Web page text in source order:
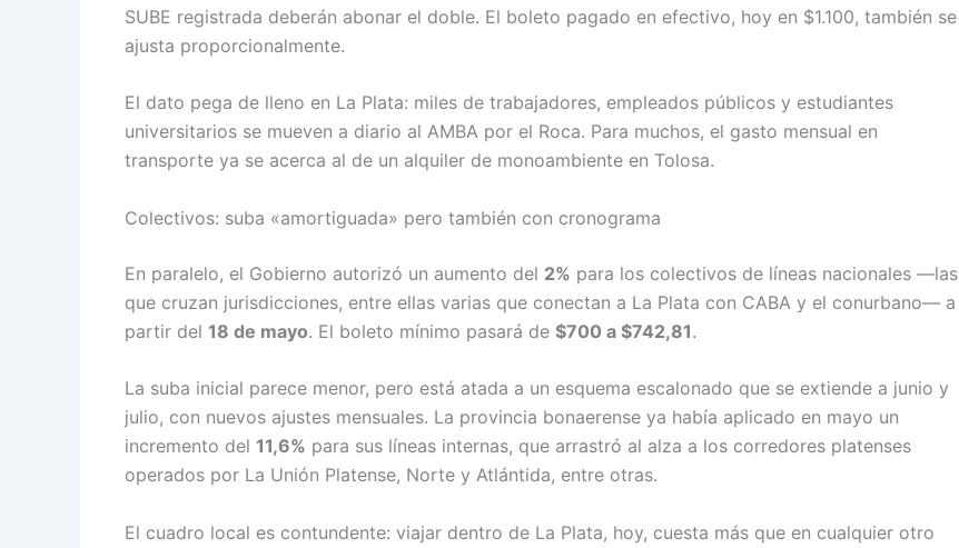
SUBE registrada deberán abonar el doble. El boleto pagado en efectivo, hoy en $1.100, también se
ajusta proporcionalmente.
El dato pega de lleno en La Plata: miles de trabajadores, empleados públicos y estudiantes
universitarios se mueven a diario al AMBA por el Roca. Para muchos, el gasto mensual en
transporte ya se acerca al de un alquiler de monoambiente en Tolosa.
Colectivos: suba «amortiguada» pero también con cronograma
En paralelo, el Gobierno autorizó un aumento del 2% para los colectivos de líneas nacionales —las
que cruzan jurisdicciones, entre ellas varias que conectan a La Plata con CABA y el conurbano— a
partir del 18 de mayo. El boleto mínimo pasará de $700 a $742,81.
La suba inicial parece menor, pero está atada a un esquema escalonado que se extiende a junio y
julio, con nuevos ajustes mensuales. La provincia bonaerense ya había aplicado en mayo un
incremento del 11,6% para sus líneas internas, que arrastró al alza a los corredores platenses
operados por La Unión Platense, Norte y Atlántida, entre otras.
El cuadro local es contundente: viajar dentro de La Plata, hoy, cuesta más que en cualquier otro